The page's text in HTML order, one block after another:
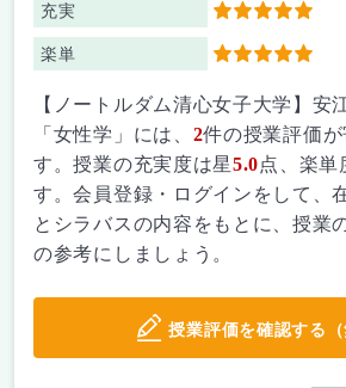
充実 5
楽単 5
【ノートルダム清心女子大学】安
「女性学」には、 2件の授業評価が
す。授業の充実度は星5.0点、楽単
す。会員登録・ログインをして、
とシラバスの内容をもとに、授業
の参考にしましょう。
授業評価を確認する（